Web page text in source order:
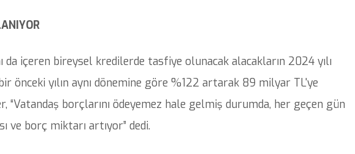
da içeren bireysel kredilerde tasfiye olunacak alacakların 2024 yılı
önceki yılın aynı dönemine göre %122 artarak 89 milyar TL'ye
“Vatandaş borçlarını ödeyemez hale gelmiş durumda, her geçen gün
ve borç miktarı artıyor” dedi.